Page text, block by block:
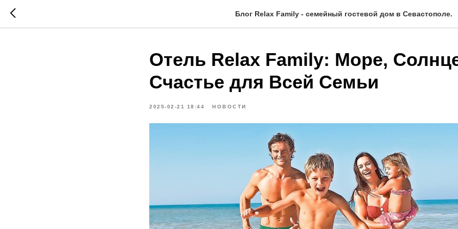
Блог Relax Family - семейный гостевой дом в Севастополе.
Отель Relax Family: Море,
Счастье для Всей Семьи
2025-02-21 18:44 НОВОСТИ